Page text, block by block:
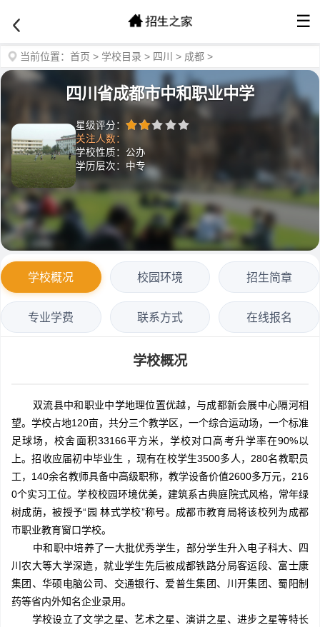
☰
当前位置： 首页 > 学校目录 > 四川 > 成都 >
四川省成都市中和职业中学
星级评分：
关注人数：
学校性质：公办
学历层次：中专
学校概况 校园环境 招生简章
专业学费 联系方式 在线报名
学校概况
双流县中和职业中学地理位置优越，与成都新会展中心隔河相
望。学校占地120亩，共分三个教学区，一个综合运动场，一个标准
足球场，校舍面积33166平方米，学校对口高考升学率在90%以
上。招收应届初中毕业生 ，现有在校学生3500多人，280名教职员
工，140余名教师具备中高级职称，教学设备价值2600多万元，216
0个实习工位。学校校园环境优美，建筑系古典庭院式风格，常年绿
树成荫，被授予“园 林式学校”称号。成都市教育局将该校列为成都
市职业教育窗口学校。
中和职中培养了一大批优秀学生，部分学生升入电子科大、四
川农大等大学深造，就业学生先后被成都铁路分局客运段、富士康
集团、华硕电脑公司、交通银行、爱普生集团、川开集团、蜀阳制
药等省内外知名企业录用。
学校设立了文学之星、艺术之星、演讲之星、进步之星等特长